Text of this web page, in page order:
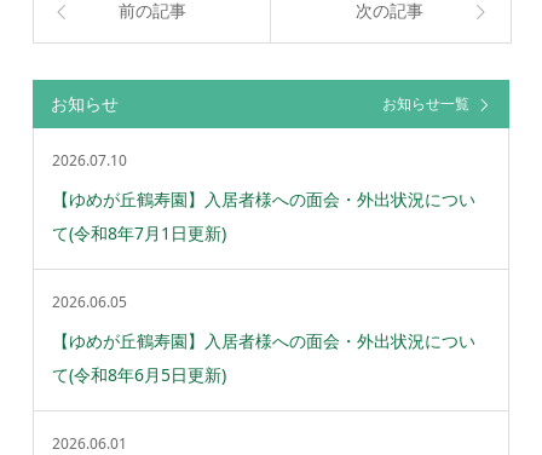
前の記事 次の記事
お知らせ お知らせ一覧
2026.07.10
【ゆめが丘鶴寿園】入居者様への面会・外出状況につい
て(令和8年7月1日更新)
2026.06.05
【ゆめが丘鶴寿園】入居者様への面会・外出状況につい
て(令和8年6月5日更新)
2026.06.01